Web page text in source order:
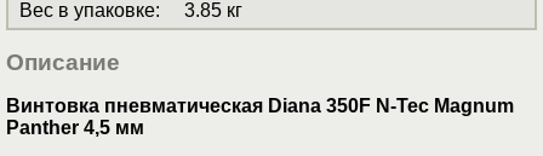
Вес в упаковке: 3.85 кг
Описание
Винтовка пневматическая Diana 350F N-Tec Magnum
Panther 4,5 мм